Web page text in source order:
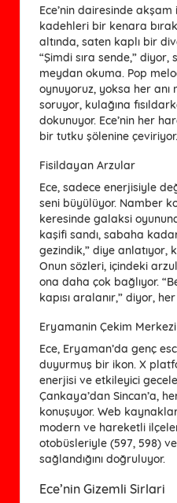
Ece’nin dairesinde
kadehleri bir kenara
altında, saten kaplı bir
“Şimdi sıra sende,”
meydan okuma. Pop
oynuyoruz, yoksa her anı
soruyor, kulağına
dokunuyor. Ece’nin her
bir tutku şölenine çeviriyor.
Fisildayan Arzular
Ece, sadece enerjisiyle
seni büyülüyor. Namber
keresinde galaksi
kaşifi sandı, sabaha
gezindik,” diye anlatıyor,
Onun sözleri, içindeki
ona daha çok bağlıyor.
kapısı aralanır,” diyor,
Eryamanin Çekim Merkezi
Ece, Eryaman’da genç
duyurmuş bir ikon. X
enerjisi ve etkileyici
Çankaya’dan Sincan’a,
konuşuyor. Web
modern ve hareketli
otobüsleriyle (597, 598)
sağlandığını doğruluyor.
Ece’nin Gizemli Sirlari